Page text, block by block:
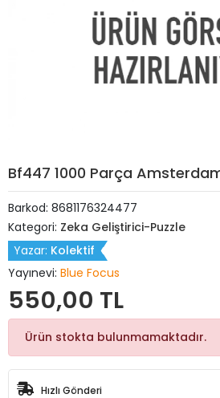
Bf447 1000 Parça
Barkod: 8681176324477
Kategori: Zeka Geliştirici-Puzzle
Yazar: Kolektif
Yayınevi: Blue Focus
550,00 TL
Ürün stokta bulunmamaktadır.
Hızlı Gönderi